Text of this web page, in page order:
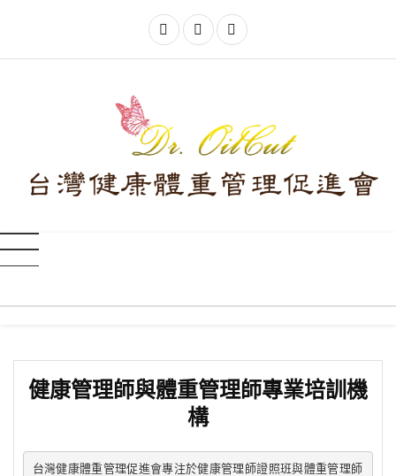
健康管理師與體重管理師專業培訓機
構
台灣健康體重管理促進會專注於健康管理師證照班與體重管理師